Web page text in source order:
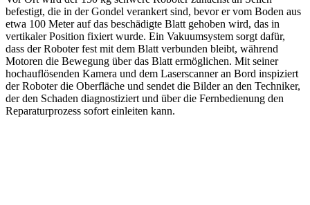
befestigt, die in der Gondel verankert sind, bevor er vom Boden aus
etwa 100 Meter auf das beschädigte Blatt gehoben wird, das in
vertikaler Position fixiert wurde. Ein Vakuumsystem sorgt dafür,
dass der Roboter fest mit dem Blatt verbunden bleibt, während
Motoren die Bewegung über das Blatt ermöglichen. Mit seiner
hochauflösenden Kamera und dem Laserscanner an Bord inspiziert
der Roboter die Oberfläche und sendet die Bilder an den Techniker,
der den Schaden diagnostiziert und über die Fernbedienung den
Reparaturprozess sofort einleiten kann.